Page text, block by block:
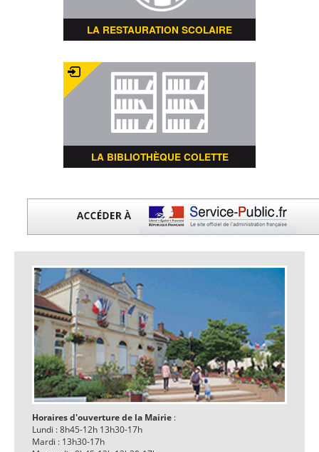
LA RESTAURATION SCOLAIRE
LA BIBLIOTHÈQUE COLETTE
Horaires d'ouverture de la Mairie :
Lundi : 8h45-12h 13h30-17h
Mardi : 13h30-17h